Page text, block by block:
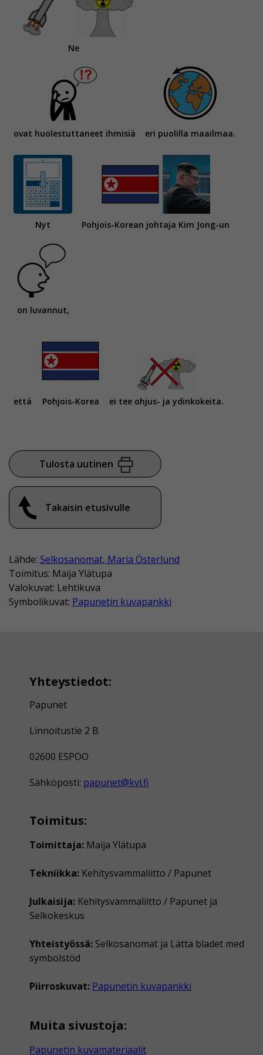
Ne
ovat huolestuttaneet ihmisiä eri puolilla maailmaa.
Nyt Pohjois-Korean johtaja Kim Jong-un
on luvannut,
että Pohjois-Korea ei tee ohjus- ja ydinkokeita.
Tulosta uutinen
Takaisin etusivulle
Lähde: Selkosanomat, Maria Österlund
Toimitus: Maija Ylätupa
Valokuvat: Lehtikuva
Symbolikuvat: Papunetin kuvapankki
Yhteystiedot:
Papunet
Linnoitustie 2 B
02600 ESPOO
Sähköposti: papunet@kvl.fi
Toimitus:
Toimittaja: Maija Ylätupa
Tekniikka: Kehitysvammaliitto / Papunet
Julkaisija: Kehitysvammaliitto / Papunet ja
Selkokeskus
Yhteistyössä: Selkosanomat ja Lätta bladet med
symbolstöd
Piirroskuvat: Papunetin kuvapankki
Muita sivustoja:
Papunetin kuvamateriaalit